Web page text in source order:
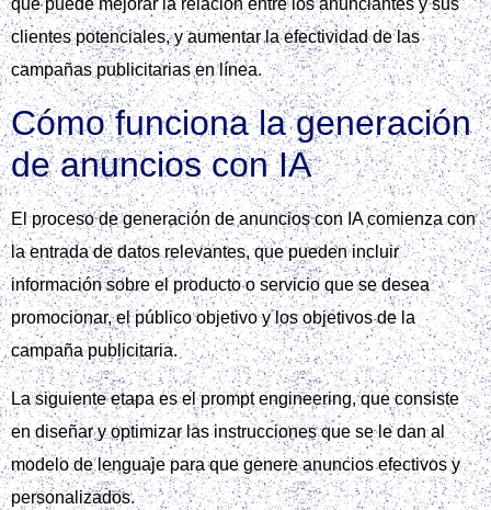
clientes potenciales, y aumentar la efectividad de las
campañas publicitarias en línea.
Cómo funciona la generación
de anuncios con IA
El proceso de generación de anuncios con IA comienza con
la entrada de datos relevantes, que pueden incluir
información sobre el producto o servicio que se desea
promocionar, el público objetivo y los objetivos de la
campaña publicitaria.
La siguiente etapa es el prompt engineering, que consiste
en diseñar y optimizar las instrucciones que se le dan al
modelo de lenguaje para que genere anuncios efectivos y
personalizados.